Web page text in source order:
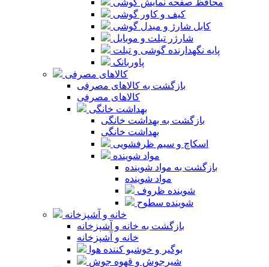
کیف و کاور گوشی
کابل شارژ و مبدل گوشی
شارژر تبلت و موبایل
پایه نگهدارنده گوشی و تبلت
پاوربانک
کالاهای مصرفی
بازگشت به کالاهای مصرفی
کالاهای مصرفی
بهداشت خانگی
بازگشت به بهداشت خانگی
بهداشت خانگی
اسکاچ و سیم ظرفشویی
مواد شوینده
بازگشت به مواد شوینده
مواد شوینده
شوینده ظروف
شوینده سطوح
خانه و آشپزخانه
بازگشت به خانه و آشپزخانه
خانه و آشپزخانه
بوگیر و خوشبو کننده هوا
شیرجوش و قهوه جوش